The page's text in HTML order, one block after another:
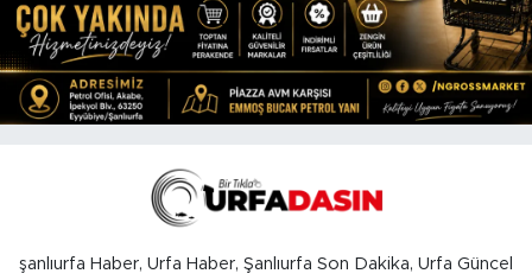
şanlıurfa Haber, Urfa Haber, Şanlıurfa Son Dakika, Urfa Güncel